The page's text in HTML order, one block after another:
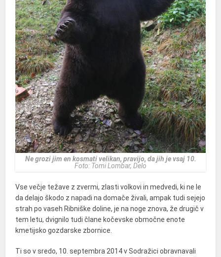
Ne grozi jim en kosmati velikan, pravijo, da jih je vsaj 10.
Foto: Tomi Lombar, Delo
Vse večje težave z zvermi, zlasti volkovi in medvedi, ki ne le
da delajo škodo z napadi na domače živali, ampak tudi sejejo
strah po vaseh Ribniške doline, je na noge znova, že drugič v
tem letu, dvignilo tudi člane kočevske območne enote
kmetijsko gozdarske zbornice.
Ti so v sredo, 10. septembra 2014 v Sodražici obravnavali